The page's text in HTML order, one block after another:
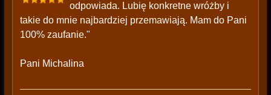
odpowiada. Lubię konkretne wróżby i
takie do mnie najbardziej przemawiają. Mam do Pani
100% zaufanie."
Pani Michalina